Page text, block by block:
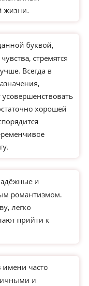
жизни.
буквой,
стремятся
Всегда в
хорошей
и
романтизмом.
легко
прийти к
часто
и